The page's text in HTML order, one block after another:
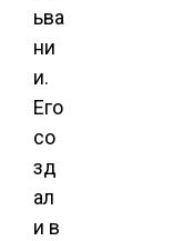
ьва
ни
и.
Его
со
зд
ал
и в